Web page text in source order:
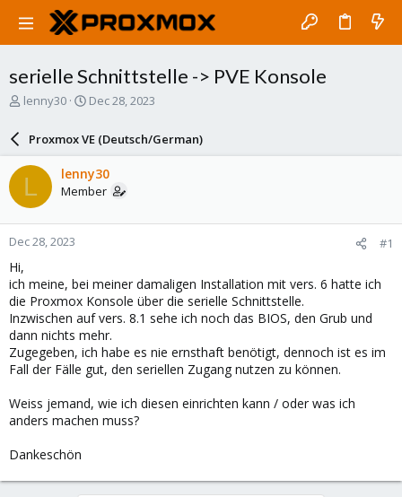
serielle Schnittstelle -> PVE Konsole
T
a
d
s
t
a
r
e
r
lenny30
S
a
r
d
a
e
Dec 28, 2023
Proxmox VE (Deutsch/German)
L lenny30
Member
Dec 28, 2023 #1
Hi,
ich meine, bei meiner damaligen Installation mit vers. 6 hatte ich
die Proxmox Konsole über die serielle Schnittstelle.
Inzwischen auf vers. 8.1 sehe ich noch das BIOS, den Grub und
dann nichts mehr.
Zugegeben, ich habe es nie ernsthaft benötigt, dennoch ist es im
Fall der Fälle gut, den seriellen Zugang nutzen zu können.
Weiss jemand, wie ich diesen einrichten kann / oder was ich
anders machen muss?
Dankeschön